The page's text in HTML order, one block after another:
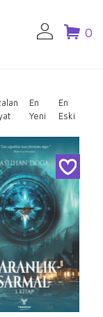
0
En
Yeni
En
Eski